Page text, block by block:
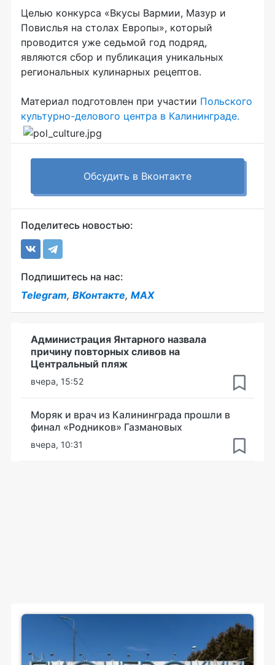
Целью конкурса «Вкусы Вармии, Мазур и
Повислья на столах Европы», который
проводится уже седьмой год подряд,
являются сбор и публикация уникальных
региональных кулинарных рецептов.
Материал подготовлен при участии Польского
культурно-делового центра в Калининграде.
Обсудить в Вконтакте
Поделитесь новостью:
Подпишитесь на нас:
Telegram, ВКонтакте, MAX
Администрация Янтарного назвала
причину повторных сливов на
Центральный пляж
вчера, 15:52
Моряк и врач из Калининграда прошли в
финал «Родников» Газмановых
вчера, 10:31